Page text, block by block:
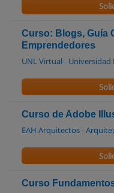
Curso: Blogs, Guía
Emprendedores
UNL Virtual -
Curso de Adobe
EAH Arquitectos -
Curso